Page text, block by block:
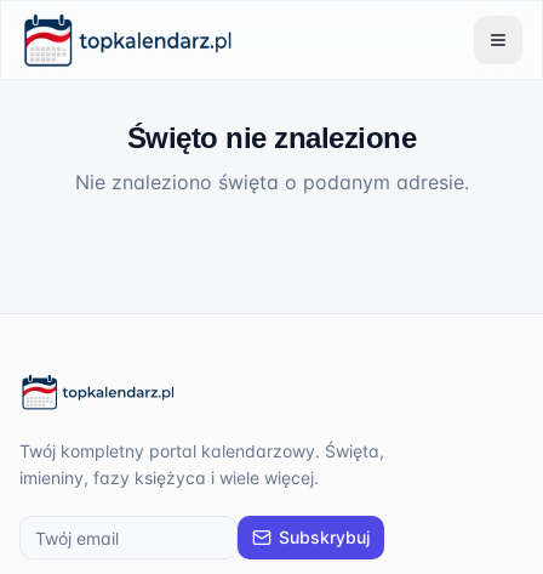
Święto nie znalezione
Nie znaleziono święta o podanym adresie.
Twój kompletny portal kalendarzowy. Święta,
imieniny, fazy księżyca i wiele więcej.
Subskrybuj